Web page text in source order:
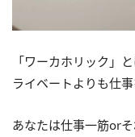
「ワーカホリック」
ライベートよりも仕
あなたは仕事一筋or